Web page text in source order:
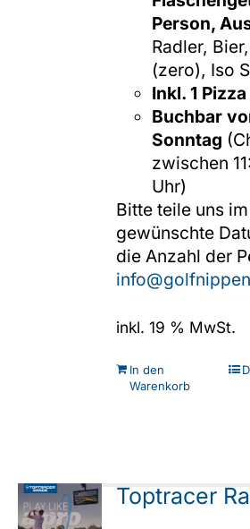
Person,
Radler,
(zero), Iso
Inkl. 1
Buchbar
Sonntag
zwischen
Uhr)
Bitte teile uns
gewünschte
die Anzahl der
inkl. 19 % MwSt.
In den
Warenkorb
Toptracer